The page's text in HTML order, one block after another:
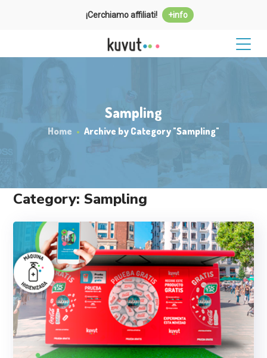
¡Cerchiamo affiliati! +info
Sampling
Home Archive by Category "Sampling"
Category: Sampling